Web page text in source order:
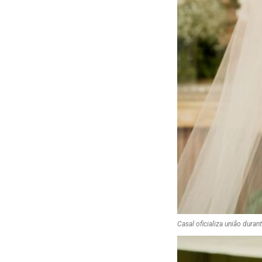
Casal oficializa união